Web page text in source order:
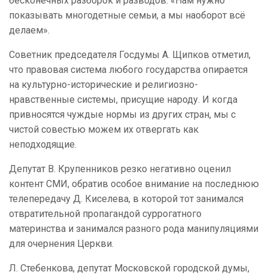
показывать многодетные семьи, а мы наоборот всё
делаем».
Советник председателя Госдумы А. Щипков отметил,
что правовая система любого государства опирается
на культурно-исторические и религиозно-
нравственные системы, присущие народу. И когда
привносятся чуждые нормы из других стран, мы с
чистой совестью можем их отвергать как
неподходящие.
Депутат В. Крупенников резко негативно оценил
контент СМИ, обратив особое внимание на последнюю
телепередачу Д. Киселева, в которой тот занимался
отвратительной пропагандой суррогатного
материнства и занимался разного рода манипуляциями
для очернения Церкви.
Л. Стебенкова, депутат Московской городской думы,